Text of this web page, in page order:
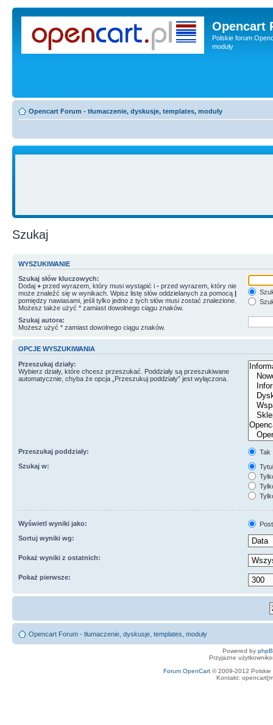
Opencart
Polskie forum
moduły
Opencart Forum - tłumaczenie, dyskusje, templates, moduły
Szukaj
WYSZUKIWANIE
Szukaj słów kluczowych:
Dodaj + przed wyrazem, który musi wystąpić i - przed wyrazem, który nie
może znaleźć się w wynikach. Wpisz listę słów oddzielanych za pomocą |
pomiędzy nawiasami, jeśli tylko jedno z tych słów musi zostać znalezione.
Możesz także użyć * zamiast dowolnego ciągu znaków.
Szukaj autora:
Możesz użyć * zamiast dowolnego ciągu znaków.
OPCJE WYSZUKIWANIA
Przeszukaj działy:
Wybierz działy, które chcesz przeszukać. Poddziały są przeszukiwane
automatycznie, chyba że opcja „Przeszukuj poddziały” jest wyłączona.
Przeszukaj poddziały:
Tak
Szukaj w:
Wyświetl wyniki jako:
Sortuj wyniki wg:
Pokaż wyniki z ostatnich:
Pokaż pierwsze:
Opencart Forum - tłumaczenie, dyskusje, templates, moduły
Powered by
Przyjazne
Forum OpenCart© 2009-2012 Polskie
Kontakt: